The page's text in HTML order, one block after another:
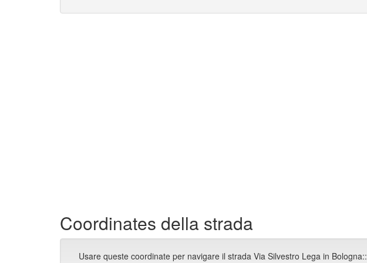
Coordinates della strada
Usare queste coordinate per navigare il strada Via Silvestro Lega in Bologna::